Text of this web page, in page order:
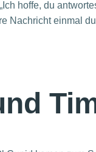
hoffe, du
Nachricht einmal